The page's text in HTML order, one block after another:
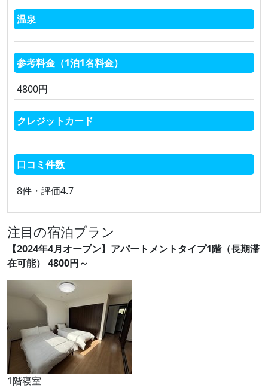
温泉
参考料金（1泊1名料金）
4800円
クレジットカード
口コミ件数
8件・評価4.7
注目の宿泊プラン
【2024年4月オープン】アパートメントタイプ1階（長期滞
在可能） 4800円～
1階寝室